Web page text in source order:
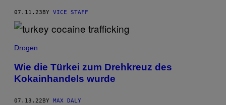
07.11.23BY VICE STAFF
Drogen
Wie die Türkei zum Drehkreuz des
Kokainhandels wurde
07.13.22 BY MAX DALY